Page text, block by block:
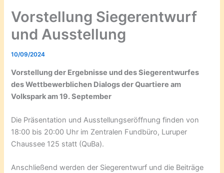
Vorstellung Siegerentwurf
und Ausstellung
10/09/2024
Vorstellung der Ergebnisse und des Siegerentwurfes
des Wettbewerblichen Dialogs der Quartiere am
Volkspark am 19. September
Die Präsentation und Ausstellungseröffnung finden von
18:00 bis 20:00 Uhr im Zentralen Fundbüro, Luruper
Chaussee 125 statt (QuBa).
Anschließend werden der Siegerentwurf und die Beiträge